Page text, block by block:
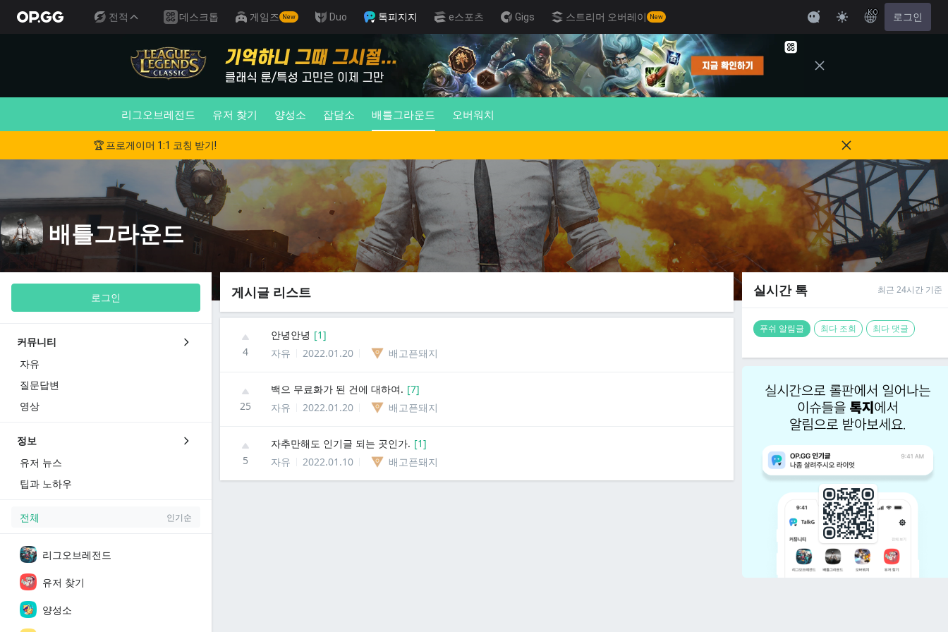
전적 데스크톱 게임즈 New Duo 톡피지지 e스포츠 Gigs 스트리머 오버레이 New
KO 로그인
리그오브레전드 유저 찾기 양성소 잡담소 배틀그라운드 오버워치
🏆 프로게이머 1:1 코칭 받기!
배틀그라운드
로그인
커뮤니티
자유
질문답변
영상
정보
유저 뉴스
팁과 노하우
전체 인기순
리그오브레전드
유저 찾기
양성소
게시글 리스트
4
안녕안녕 [1]
자유
2022.01.20 배고픈돼지
25
백으 무료화가 된 건에 대하여. [7]
자유
2022.01.20 배고픈돼지
5
자추만해도 인기글 되는 곳인가. [1]
자유
2022.01.10 배고픈돼지
실시간 톡 최근 24시간 기준
푸쉬 알림글 최다 조회 최다 댓글